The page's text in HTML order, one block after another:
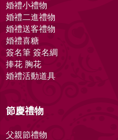
婚禮小禮物
婚禮二進禮物
婚禮送客禮物
婚禮喜糖
簽名筆 簽名綢
捧花 胸花
婚禮活動道具
節慶禮物
父親節禮物